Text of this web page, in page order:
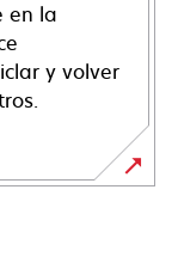
en la
y volver